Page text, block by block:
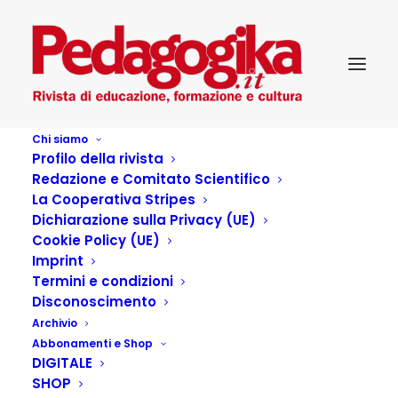
Chi siamo
Profilo della rivista
Redazione e Comitato Scientifico
La Cooperativa Stripes
Dichiarazione sulla Privacy (UE)
Cookie Policy (UE)
Imprint
Termini e condizioni
Disconoscimento
Archivio
Abbonamenti e Shop
DIGITALE
SHOP
Gli anziani e la paura del
crimine
13 LUGLIO 2016 | IN...PEDAGOGIKA TEMI ED ESPERIENZE
PEDAGOGIKA_XVI_3-DIRITTI SENZA CONFINI
PEDAGOGIKA.IT